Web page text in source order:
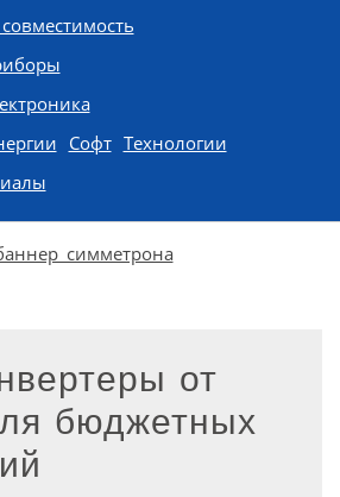
Софт Технологии
от
бюджетных